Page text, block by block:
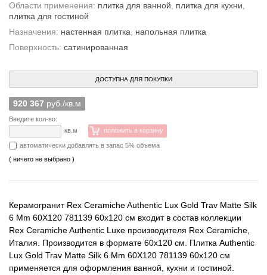
Области применения: плитка для ванной плитка для кухни
плитка для гостиной
Назначения: настенная плитка
напольная плитка
Поверхность: сатинированная
ДОСТУПНА ДЛЯ ПОКУПКИ
920 367 руб./кв.м
Введите кол-во:
кв.м
положить в корзину
автоматически добавлять в запас 5% объема
( ничего не выбрано )
Керамогранит Rex Ceramiche Authentic Lux Gold Trav Matte Silk
6 Mm 60X120 781139 60x120 см входит в состав коллекции
Rex Ceramiche Authentic Luxe производителя Rex Ceramiche,
Италия. Производится в формате 60x120 см. Плитка Authentic
Lux Gold Trav Matte Silk 6 Mm 60X120 781139 60x120 см
применяется для оформления ванной, кухни и гостиной.